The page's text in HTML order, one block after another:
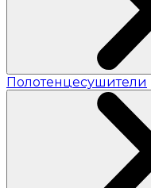
Полотенцесушители